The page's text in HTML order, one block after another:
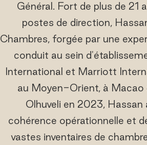
Général. Fort de plus de 21
postes de direction,
Chambres, forgée par une
conduit au sein
International et Marriott
au Moyen-Orient, à Macao
Olhuveli en 2023,
cohérence opérationnelle et
vastes inventaires de